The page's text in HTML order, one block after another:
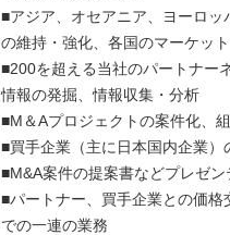
■アジア、オセアニア、ヨーロ
の維持・強化、各国のマーケッ
■200を超える当社のパートナー
情報の発掘、情報収集・分析
■M＆Aプロジェクトの案件化、
■買手企業（主に日本国内企業
■M&A案件の提案書などプレゼ
■パートナー、買手企業との価
での一連の業務